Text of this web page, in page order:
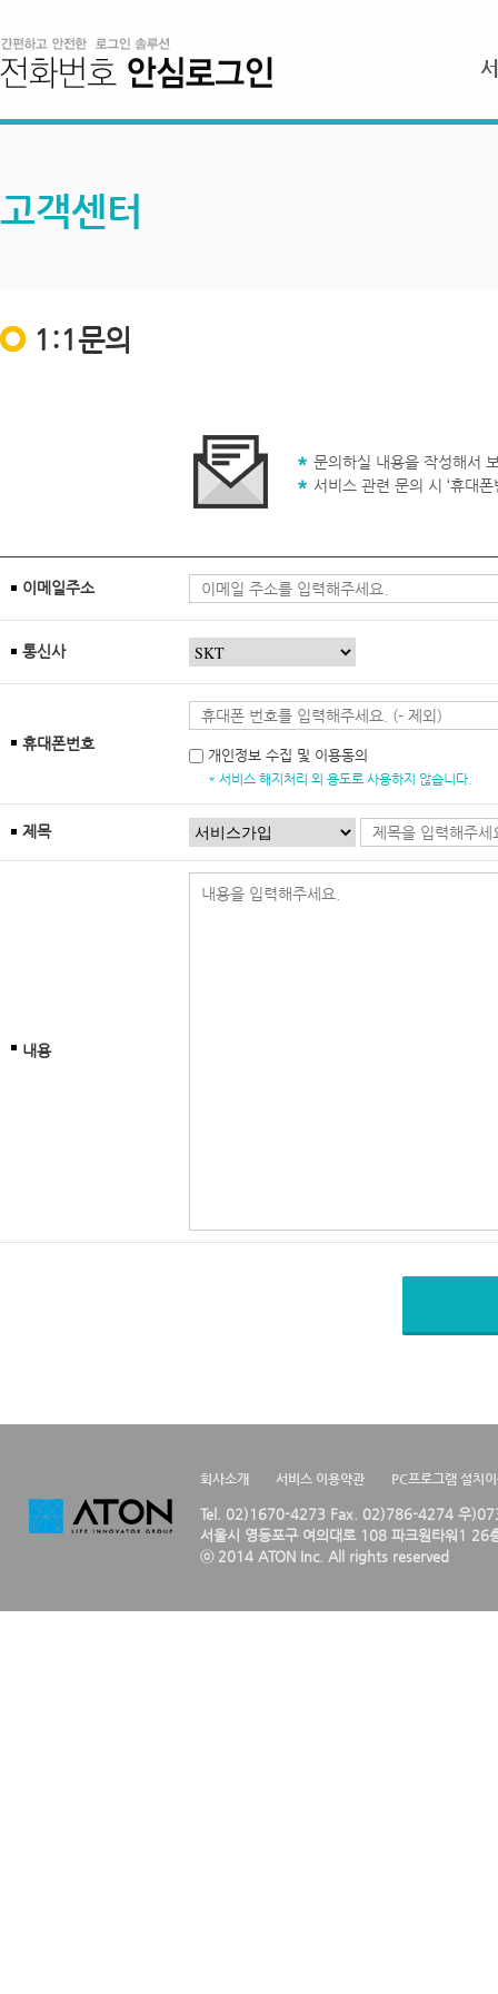
고객센터
1:1문의
문의하실 내용을 작성해서
서비스 관련 문의 시 ‘휴대
이메일주소
통신사
휴대폰번호
개인정보 수집 및 이용동의
* 서비스 해지처리 외 용도로 사용하지 않습니다.
제목
내용
회사소개 서비스 이용약관 PC프로그램 설치
Tel. 02)1670-4273 Fax. 02)786-4274 우
서울시 영등포구 여의대로 108 파크원타워1 26
ⓒ 2014 ATON Inc. All rights reserved